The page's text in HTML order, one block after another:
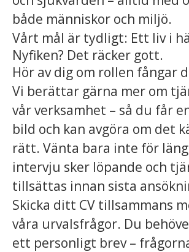
både människor och miljö.
Vårt mål är tydligt: Ett liv i
Nyfiken? Det räcker gott.
Hör av dig om rollen fångar
Vi berättar gärna mer om
vår verksamhet – så du får
bild och kan avgöra om det
rätt. Vänta bara inte för
intervju sker löpande och
tillsättas innan sista
Skicka ditt CV tillsammans
våra urvalsfrågor. Du
ett personligt brev –